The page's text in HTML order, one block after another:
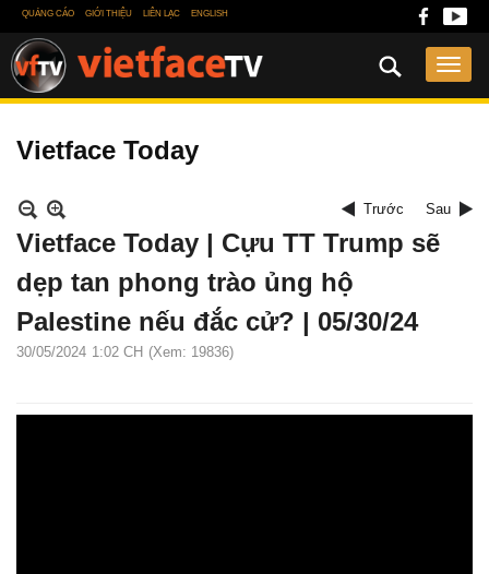
QUẢNG CÁO GIỚI THIỆU LIÊN LẠC ENGLISH
Vietface Today
Trước Sau
Vietface Today | Cựu TT Trump sẽ
dẹp tan phong trào ủng hộ
Palestine nếu đắc cử? | 05/30/24
30/05/2024 1:02 CH (Xem: 19836)